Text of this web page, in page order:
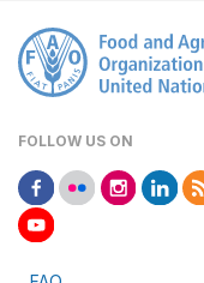
FOLLOW US ON